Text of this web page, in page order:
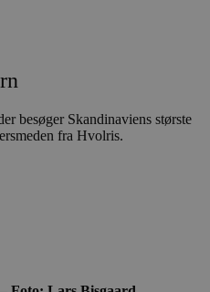
besøger Skandinaviens største
fra Hvolris.